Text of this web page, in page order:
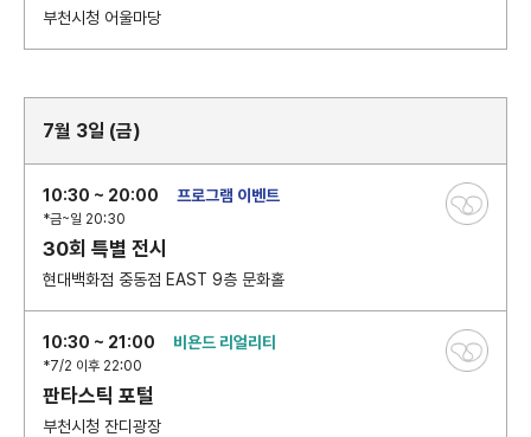
부천시청 어울마당
7월 3일 (금)
10:30 ~ 20:00
*금~일 20:30
프로그램 이벤트
30회 특별 전시
현대백화점 중동점 EAST 9층 문화홀
10:30 ~ 21:00
*7/2 이후 22:00
비욘드 리얼리티
판타스틱 포털
부천시청 잔디광장